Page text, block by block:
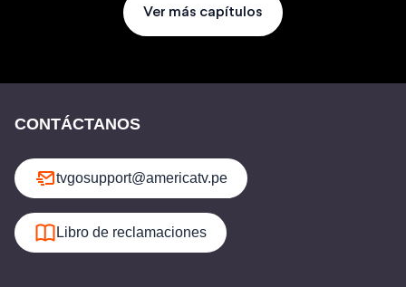
Ver más capítulos
CONTÁCTANOS
tvgosupport@americatv.pe
Libro de reclamaciones